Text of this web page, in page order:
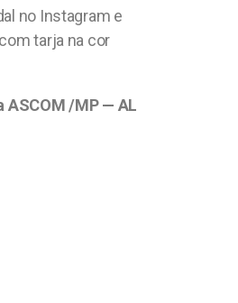
no Instagram e
tarja na cor
ASCOM /MP — AL